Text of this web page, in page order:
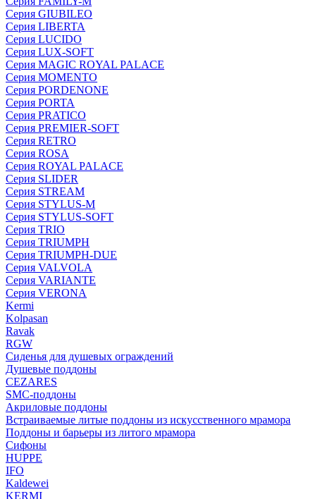
Серия GIUBILEO
Серия LIBERTA
Серия LUCIDO
Серия LUX-SOFT
Серия MAGIC ROYAL PALACE
Серия MOMENTO
Серия PORDENONE
Серия PORTA
Серия PRATICO
Серия PREMIER-SOFT
Серия RETRO
Серия ROSA
Серия ROYAL PALACE
Серия SLIDER
Серия STREAM
Серия STYLUS-M
Серия STYLUS-SOFT
Серия TRIO
Серия TRIUMPH
Серия TRIUMPH-DUE
Серия VALVOLA
Серия VARIANTE
Серия VERONA
Kermi
Kolpasan
Ravak
RGW
Сиденья для душевых ограждений
Душевые поддоны
CEZARES
SMC-поддоны
Акриловые поддоны
Встраиваемые литые поддоны из искусственного мрамора
Поддоны и барьеры из литого мрамора
Сифоны
HUPPE
IFO
Kaldewei
KERMI